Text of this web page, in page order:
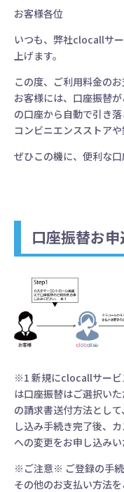
お客様各位
いつも、弊社clocallサ
上げます。
この度、ご利用料金の
お客様には、口座振替
の口座から自動で引き
コンビニエンスストア
ぜひこの機に、便利な口
口座振替お
※1 新規にclocallサービ
は口座振替はご選択い
の請求書送付方法とし
し込み手続き完了後、
への変更をお申し込みい
※ご注意※ ご登録の手
その他のお支払い方法を